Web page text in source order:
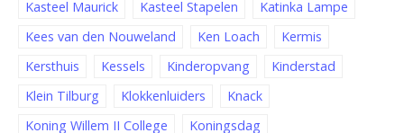
Kasteel Maurick
Kasteel Stapelen
Katinka Lampe
Kees van den Nouweland
Ken Loach
Kermis
Kersthuis
Kessels Kinderopvang
Kinderstad
Klein Tilburg
Klokkenluiders
Knack
Koning Willem II College
Koningsdag